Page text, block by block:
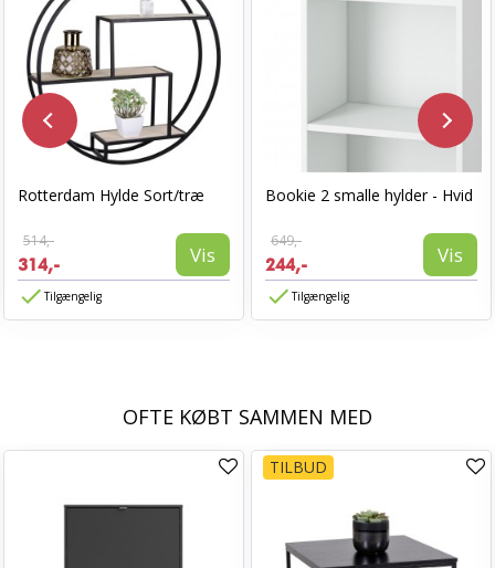
Rotterdam Hylde Sort/træ
514,-
314,- Vis
Tilgængelig
Bookie 2 smalle hylder - Hvid
649,-
244,- Vis
Tilgængelig
OFTE KØBT SAMMEN MED
TILBUD